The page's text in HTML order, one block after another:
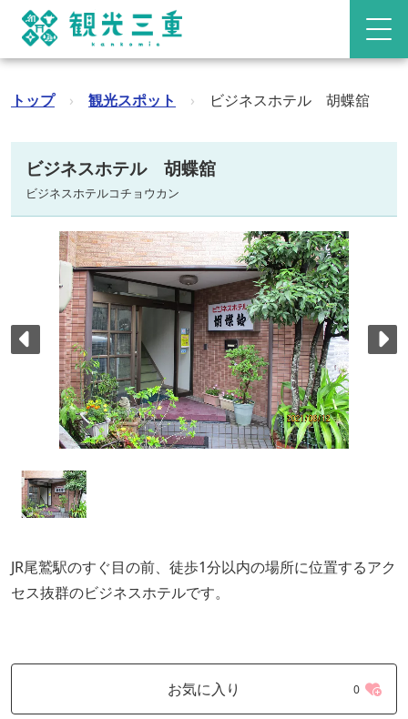
トップ › 観光スポット › ビジネスホテル 胡蝶舘
ビジネスホテル 胡蝶舘
ビジネスホテルコチョウカン
JR尾鷲駅のすぐ目の前、徒歩1分以内の場所に位置するアク
セス抜群のビジネスホテルです。
お気に入り 0